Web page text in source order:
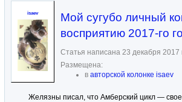
isaev
Мой сугубо личный
восприятию 2017-го
Статья написана 23 декабря 2017
Размещена:
в авторской колонке isaev
Желязны писал, что Амберский цикл —